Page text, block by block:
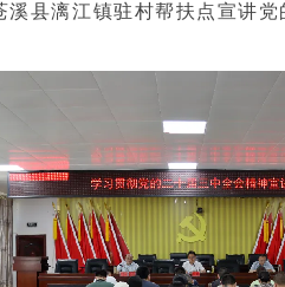
县漓江镇驻村帮扶点宣讲